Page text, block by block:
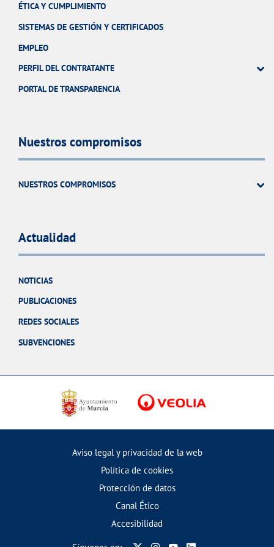
ÉTICA Y CUMPLIMIENTO
SISTEMAS DE GESTIÓN Y CERTIFICADOS
EMPLEO
PERFIL DEL CONTRATANTE
PORTAL DE TRANSPARENCIA
Nuestros compromisos
NUESTROS COMPROMISOS
Actualidad
NOTICIAS
PUBLICACIONES
REDES SOCIALES
SUBVENCIONES
Aviso legal y privacidad de la web
Política de cookies
Protección de datos
Canal Ético
Accesibilidad